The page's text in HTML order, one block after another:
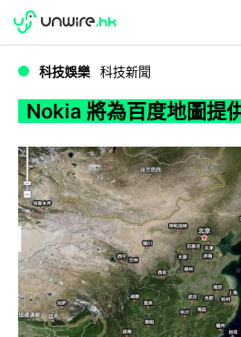
Nokia 將為百度地圖
WWDC 2026
科技娛樂 科技新聞
Nokia 將為百度地圖提